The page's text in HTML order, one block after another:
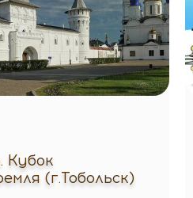
Кубок
(г.Тобольск)